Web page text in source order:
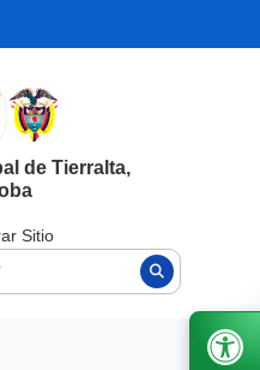
de Tierralta,
Sitio